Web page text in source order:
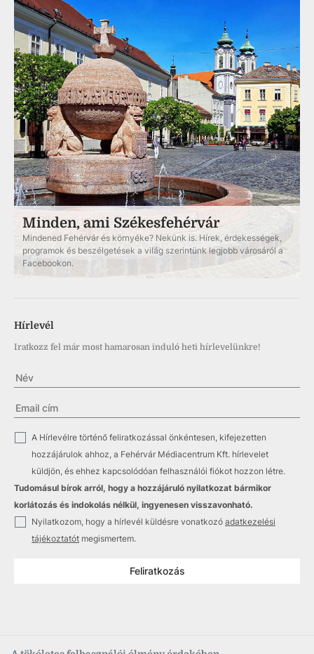
Minden, ami Székesfehérvár
Mindened Fehérvár és környéke? Nekünk is. Hírek, érdekességek,
programok és beszélgetések a világ szerintünk legjobb városáról a
Facebookon.
Hírlevél
Iratkozz fel már most hamarosan induló heti hírlevelünkre!
✓
A Hírlevélre történő feliratkozással önkéntesen, kifejezetten
hozzájárulok ahhoz, a Fehérvár Médiacentrum Kft. hírlevelet
küldjön, és ehhez kapcsolódóan felhasználói fiókot hozzon létre.
Tudomásul bírok arról, hogy a hozzájáruló nyilatkozat bármikor
korlátozás és indokolás nélkül, ingyenesen visszavonható.
✓ Nyilatkozom, hogy a hírlevél küldésre vonatkozó adatkezelési
tájékoztatót megismertem.
Feliratkozás